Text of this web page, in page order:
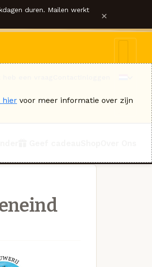
duren. Mailen werkt ×
hier voor meer informatie over zijn